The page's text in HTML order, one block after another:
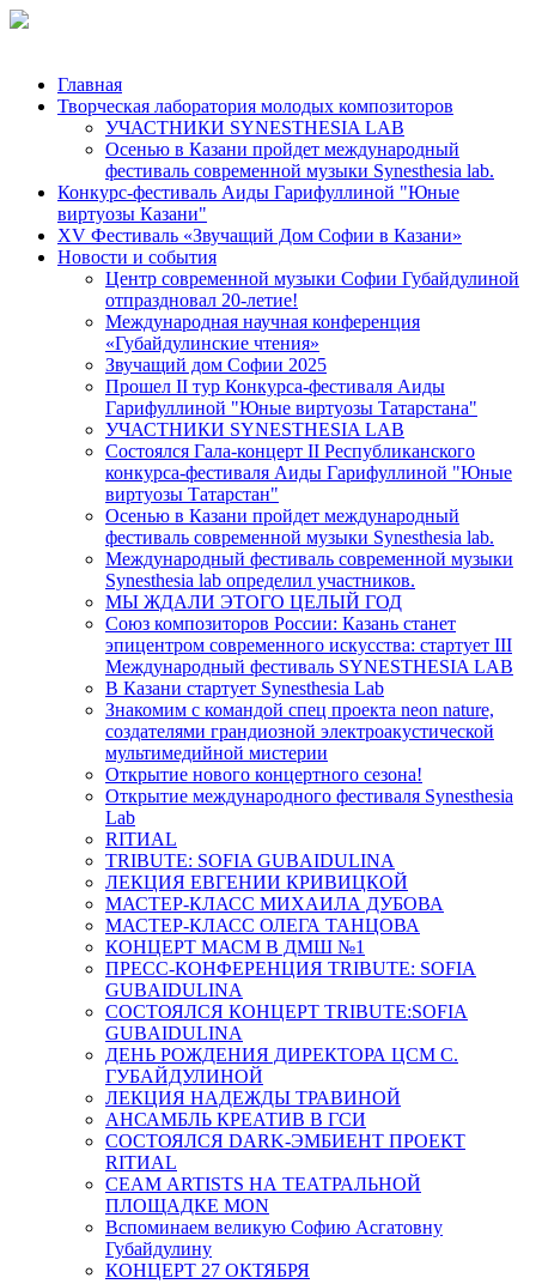
Главная
Творческая лаборатория молодых композиторов
УЧАСТНИКИ SYNESTHESIA LAB
Осенью в Казани пройдет международный
фестиваль современной музыки Synesthesia lab.
Конкурс-фестиваль Аиды Гарифуллиной "Юные
виртуозы Казани"
ХV Фестиваль «Звучащий Дом Софии в Казани»
Новости и события
Центр современной музыки Софии Губайдулиной
отпраздновал 20-летие!
Международная научная конференция
«Губайдулинские чтения»
Звучащий дом Софии 2025
Прошел II тур Конкурса-фестиваля Аиды
Гарифуллиной "Юные виртуозы Татарстана"
УЧАСТНИКИ SYNESTHESIA LAB
Состоялся Гала-концерт II Республиканского
конкурса-фестиваля Аиды Гарифуллиной "Юные
виртуозы Татарстан"
Осенью в Казани пройдет международный
фестиваль современной музыки Synesthesia lab.
Международный фестиваль современной музыки
Synesthesia lab определил участников.
МЫ ЖДАЛИ ЭТОГО ЦЕЛЫЙ ГОД
Союз композиторов России: Казань станет
эпицентром современного искусства: стартует III
Международный фестиваль SYNESTHESIA LAB
В Казани стартует Synesthesia Lab
Знакомим с командой спец проекта neon nature,
создателями грандиозной электроакустической
мультимедийной мистерии
Открытие нового концертного сезона!
Открытие международного фестиваля Synesthesia
Lab
RITИAL
TRIBUTE: SOFIA GUBAIDULINA
ЛЕКЦИЯ ЕВГЕНИИ КРИВИЦКОЙ
МАСТЕР-КЛАСС МИХАИЛА ДУБОВА
МАСТЕР-КЛАСС ОЛЕГА ТАНЦОВА
КОНЦЕРТ МАСМ В ДМШ №1
ПРЕСС-КОНФЕРЕНЦИЯ TRIBUTE: SOFIA
GUBAIDULINA
СОСТОЯЛСЯ КОНЦЕРТ TRIBUTE:SOFIA
GUBAIDULINA
ДЕНЬ РОЖДЕНИЯ ДИРЕКТОРА ЦСМ С.
ГУБАЙДУЛИНОЙ
ЛЕКЦИЯ НАДЕЖДЫ ТРАВИНОЙ
АНСАМБЛЬ КРЕАТИВ В ГСИ
СОСТОЯЛСЯ DARK-ЭМБИЕНТ ПРОЕКТ
RITИAL
СЕАМ ARTISTS НА ТЕАТРАЛЬНОЙ
ПЛОЩАДКЕ MON
Вспоминаем великую Софию Асгатовну
Губайдулину
КОНЦЕРТ 27 ОКТЯБРЯ